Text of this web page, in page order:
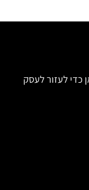
כדי לעזור לעסק